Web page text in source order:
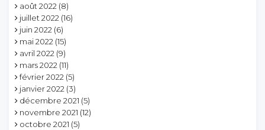
août 2022 (8)
juillet 2022 (16)
juin 2022 (6)
mai 2022 (15)
avril 2022 (9)
mars 2022 (11)
février 2022 (5)
janvier 2022 (3)
décembre 2021 (5)
novembre 2021 (12)
octobre 2021 (5)